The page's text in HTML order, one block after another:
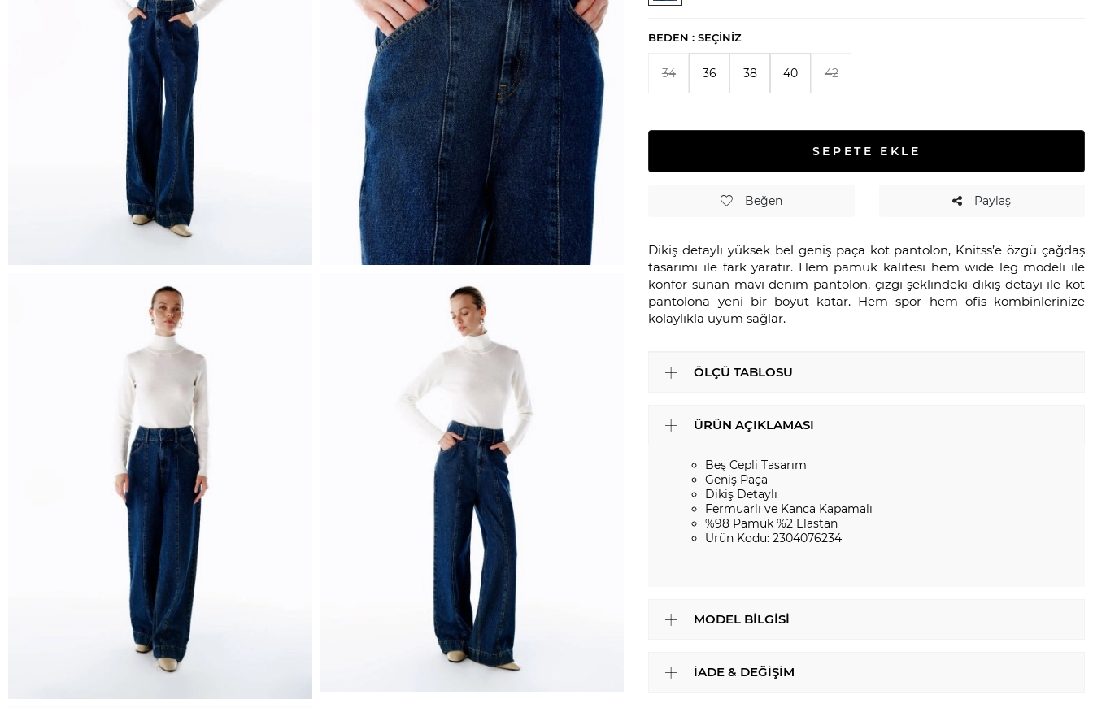
BEDEN :SEÇINIZ
34 36 38 40 42
SEPETE EKLE
Beğen Paylaş
Dikiş detaylı yüksek bel geniş paça kot pantolon, Knitss’e özgü çağdaş
tasarımı ile fark yaratır. Hem pamuk kalitesi hem wide leg modeli ile
konfor sunan mavi denim pantolon, çizgi şeklindeki dikiş detayı ile kot
pantolona yeni bir boyut katar. Hem spor hem ofis kombinlerinize
kolaylıkla uyum sağlar.
ÖLÇÜ TABLOSU
ÜRÜN AÇIKLAMASI
Beş Cepli Tasarım
Geniş Paça
Dikiş Detaylı
Fermuarlı ve Kanca Kapamalı
%98 Pamuk %2 Elastan
Ürün Kodu: 2304076234
MODEL BILGISI
İADE & DEĞIŞIM